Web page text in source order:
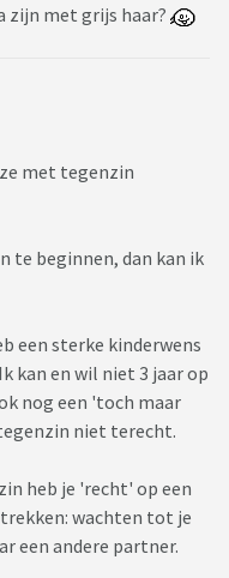
zijn met grijs haar?
met tegenzin
te beginnen, dan kan ik
een sterke kinderwens
kan en wil niet 3 jaar op
nog een 'toch maar
niet terecht.
heb je 'recht' op een
wachten tot je
een andere partner.